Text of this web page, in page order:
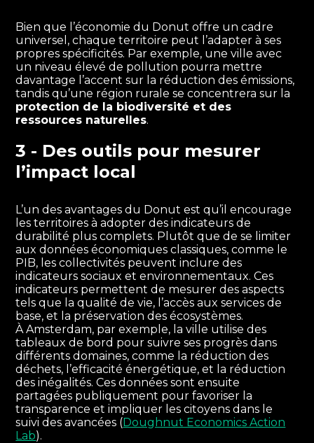
Bien que l’économie du Donut offre un cadre
universel, chaque territoire peut l’adapter à ses
propres spécificités. Par exemple, une ville avec
un niveau élevé de pollution pourra mettre
davantage l’accent sur la réduction des émissions,
tandis qu’une région rurale se concentrera sur la
protection de la biodiversité et des
ressources naturelles.
3 - Des outils pour mesurer
l’impact local
L’un des avantages du Donut est qu’il encourage
les territoires à adopter des indicateurs de
durabilité plus complets. Plutôt que de se limiter
aux données économiques classiques, comme le
PIB, les collectivités peuvent inclure des
indicateurs sociaux et environnementaux. Ces
indicateurs permettent de mesurer des aspects
tels que la qualité de vie, l’accès aux services de
base, et la préservation des écosystèmes.
À Amsterdam, par exemple, la ville utilise des
tableaux de bord pour suivre ses progrès dans
différents domaines, comme la réduction des
déchets, l’efficacité énergétique, et la réduction
des inégalités. Ces données sont ensuite
partagées publiquement pour favoriser la
transparence et impliquer les citoyens dans le
suivi des avancées (Doughnut Economics Action
Lab).